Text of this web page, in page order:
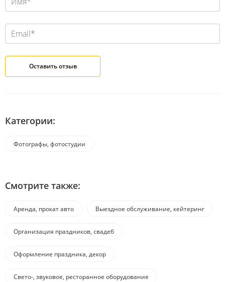
Категории:
Фотографы, фотостудии
Смотрите также:
Аренда, прокат авто Выездное обслуживание, кейтеринг
Организация праздников, свадеб
Оформление праздника, декор
Свето-, звуковое, ресторанное оборудование